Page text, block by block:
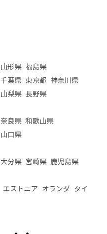
山形県 福島県
千葉県 東京都 神奈川県
山梨県 長野県
奈良県 和歌山県
山口県
大分県 宮崎県 鹿児島県
エストニア オランダ タイ